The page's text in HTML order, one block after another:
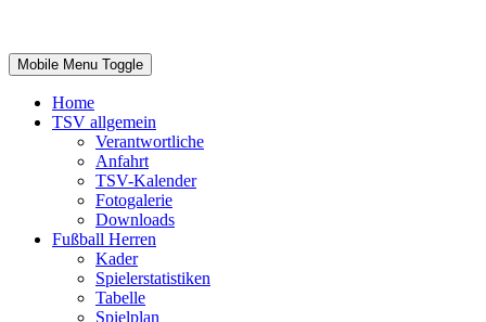
Mobile Menu Toggle
Home
TSV allgemein
Verantwortliche
Anfahrt
TSV-Kalender
Fotogalerie
Downloads
Fußball Herren
Kader
Spielerstatistiken
Tabelle
Spielplan